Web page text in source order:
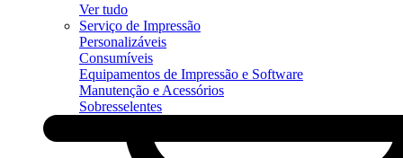
Ver tudo
Serviço de Impressão
Personalizáveis
Consumíveis
Equipamentos de Impressão e Software
Manutenção e Acessórios
Sobresselentes